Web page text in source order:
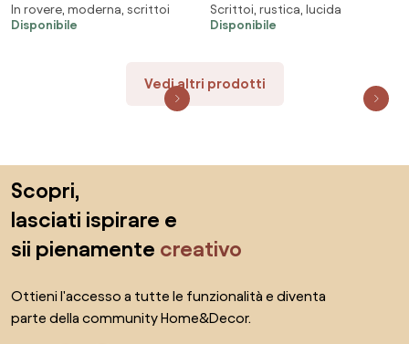
In rovere, moderna, scrittoi
Disponibile
massello
Scrittoi, rustica, lucida
Disponibile
Vedi altri prodotti
Scopri,
lasciati ispirare e
sii pienamente creativo
Ottieni l'accesso a tutte le funzionalità e diventa
parte della community Home&Decor.